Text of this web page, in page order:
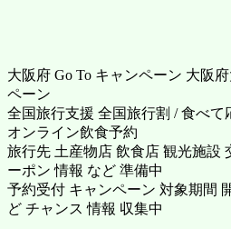
大阪府 Go To キャンペーン 大阪
ペーン
全国旅行支援 全国旅行割 / 食べて
オンライン飲食予約
旅行先 土産物店 飲食店 観光施設
ーポン 情報 など 準備中
予約受付 キャンペーン 対象期間
ど チャンス 情報 収集中